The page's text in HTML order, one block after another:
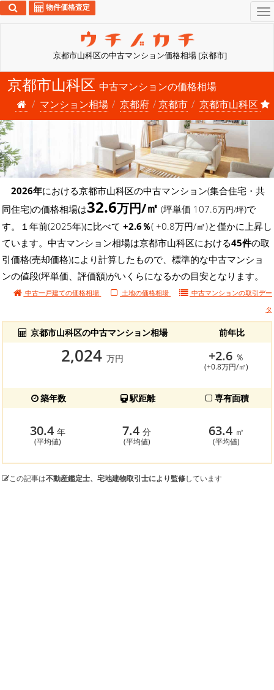
京都市山科区の中古マンション価格相場 [京都市]
物件価格査定
京都市山科区 中古マンションの価格相場
マンション相場
京都府 京都市 京都市山科区
2026年における京都市山科区の中古マンション(集合住宅・共
同住宅)の価格相場は32.6万円/㎡ (坪単価 107.6万円/坪)で
す。１年前(2025年)に比べて +2.6％( +0.8万円/㎡)と僅かに上昇し
ています。中古マンション相場は京都市山科区における45件の取
引価格(売却価格)により計算したもので、標準的な中古マンショ
ンの値段(坪単価、評価額)がいくらになるかの目安となります。
中古一戸建ての価格相場 土地の価格相場 中古マンションの取引デー
タ
京都市山科区の中古マンション相場 前年比
2,024 万円 +2.6 ％
(+0.8万円/㎡)
築年数 駅距離 専有面積
30.4 年
(平均値)
7.4分
(平均値)
63.4 ㎡
(平均値)
この記事は不動産鑑定士、宅地建物取引士により監修しています